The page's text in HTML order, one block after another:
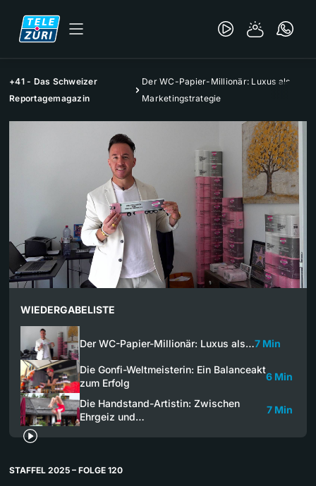
+41 - Das Schweizer
Reportagemagazin
Der WC-Papier-Millionär: Luxus als
Marketingstrategie
WIEDERGABELISTE
Der WC-Papier-Millionär: Luxus als…7 Min
Die Gonfi-Weltmeisterin: Ein Balanceakt
zum Erfolg
6 Min
Die Handstand-Artistin: Zwischen
Ehrgeiz und…
7 Min
STAFFEL 2025 – FOLGE 120